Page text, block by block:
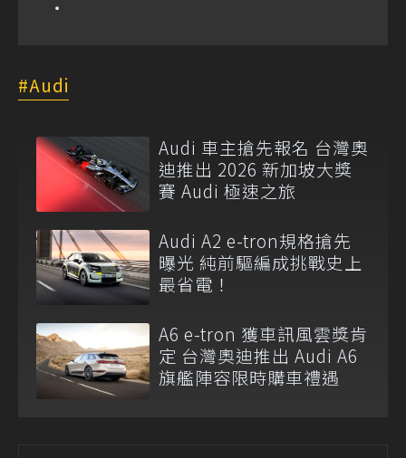
Audi
Audi 車主搶先報名 台灣奧
迪推出 2026 新加坡大獎
賽 Audi 極速之旅
Audi A2 e-tron規格搶先
曝光 純前驅編成挑戰史上
最省電！
A6 e-tron 獲車訊風雲獎肯
定 台灣奧迪推出 Audi A6
旗艦陣容限時購車禮遇